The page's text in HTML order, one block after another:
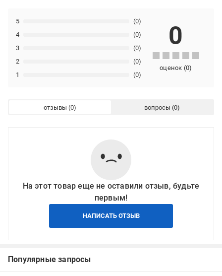
1 (0)
2 (0)
3 (0)
4 (0)
5 (0)
0
оценок (0)
отзывы вопросы
На этот товар еще не оставили отзыв, будьте
первым!
НАПИСАТЬ ОТЗЫВ
Популярные запросы